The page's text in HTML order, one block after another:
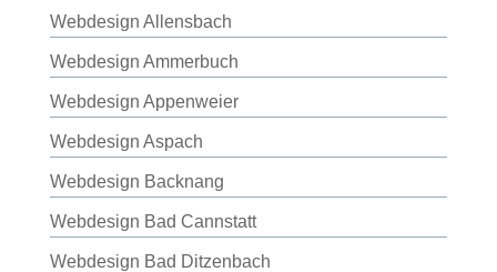
Webdesign Allensbach
Webdesign Ammerbuch
Webdesign Appenweier
Webdesign Aspach
Webdesign Backnang
Webdesign Bad Cannstatt
Webdesign Bad Ditzenbach